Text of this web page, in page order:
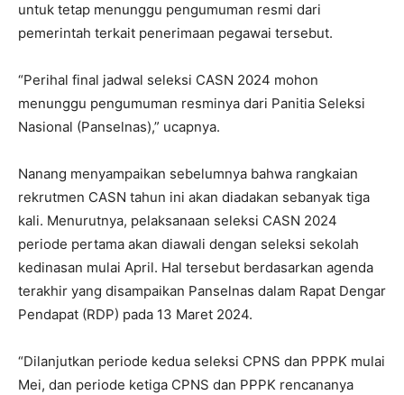
untuk tetap menunggu pengumuman resmi dari
pemerintah terkait penerimaan pegawai tersebut.
“Perihal final jadwal seleksi CASN 2024 mohon
menunggu pengumuman resminya dari Panitia Seleksi
Nasional (Panselnas),” ucapnya.
Nanang menyampaikan sebelumnya bahwa rangkaian
rekrutmen CASN tahun ini akan diadakan sebanyak tiga
kali. Menurutnya, pelaksanaan seleksi CASN 2024
periode pertama akan diawali dengan seleksi sekolah
kedinasan mulai April. Hal tersebut berdasarkan agenda
terakhir yang disampaikan Panselnas dalam Rapat Dengar
Pendapat (RDP) pada 13 Maret 2024.
“Dilanjutkan periode kedua seleksi CPNS dan PPPK mulai
Mei, dan periode ketiga CPNS dan PPPK rencananya